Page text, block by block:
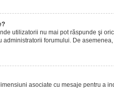
utilizatorii nu mai pot răspunde şi
administratorii forumului. De
asociate cu mesaje pentru a